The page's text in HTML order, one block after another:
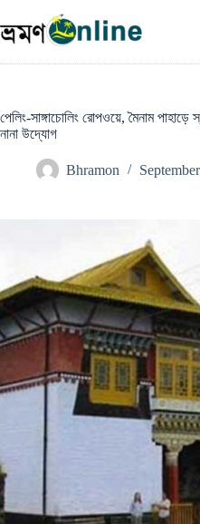
to
content
পেলিং-সাঙ্গাচোলিং রোপওয়ে, মৈনাম পাহাড়ে
নানা উদ্যোগ
Bhramon